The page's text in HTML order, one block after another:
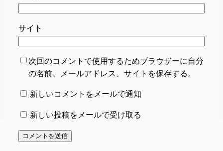
サイト
次回のコメントで使用するためブラウザーに自分
の名前、メールアドレス、サイトを保存する。
新しいコメントをメールで通知
新しい投稿をメールで受け取る